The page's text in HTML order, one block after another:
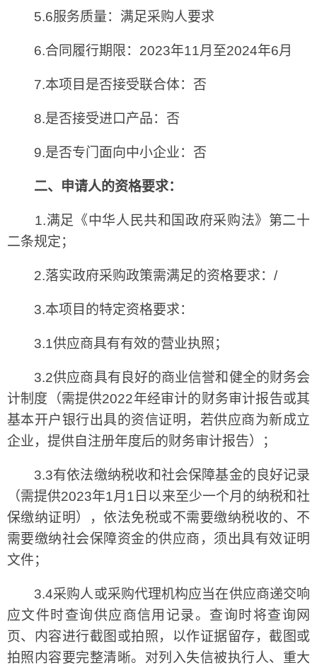
5.6服务质量：满足采购人要求
6.合同履行期限：2023年11月至2024年6月
7.本项目是否接受联合体：否
8.是否接受进口产品：否
9.是否专门面向中小企业：否
二、申请人的资格要求：
1.满足《中华人民共和国政府采购法》第二十
二条规定；
2.落实政府采购政策需满足的资格要求：/
3.本项目的特定资格要求：
3.1供应商具有有效的营业执照；
3.2供应商具有良好的商业信誉和健全的财务会
计制度（需提供2022年经审计的财务审计报告或其
基本开户银行出具的资信证明，若供应商为新成立
企业，提供自注册年度后的财务审计报告）；
3.3有依法缴纳税收和社会保障基金的良好记录
（需提供2023年1月1日以来至少一个月的纳税和社
保缴纳证明），依法免税或不需要缴纳税收的、不
需要缴纳社会保障资金的供应商，须出具有效证明
文件；
3.4采购人或采购代理机构应当在供应商递交响
应文件时查询供应商信用记录。查询时将查询网
页、内容进行截图或拍照，以作证据留存，截图或
拍照内容要完整清晰。对列入失信被执行人、重大